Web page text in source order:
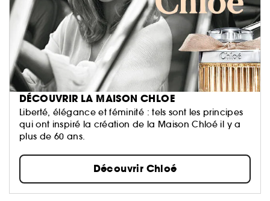
DÉCOUVRIR LA MAISON CHLOE
Liberté, élégance et féminité : tels sont les principes
qui ont inspiré la création de la Maison Chloé il y a
plus de 60 ans.
Découvrir Chloé